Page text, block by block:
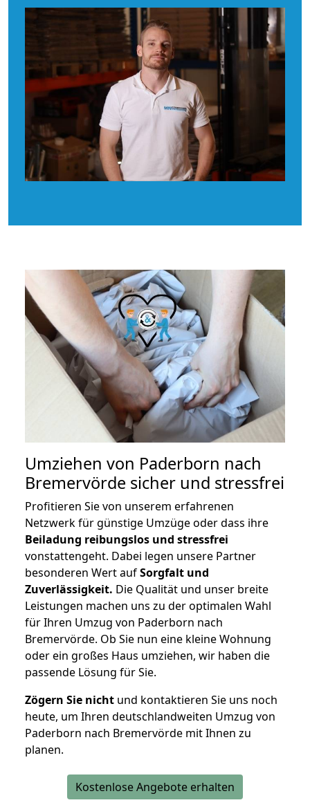
Umziehen von Paderborn nach
Bremervörde sicher und stressfrei
Profitieren Sie von unserem erfahrenen
Netzwerk für günstige Umzüge oder dass ihre
Beiladung reibungslos und stressfrei
vonstattengeht. Dabei legen unsere Partner
besonderen Wert aufSorgfalt und
Zuverlässigkeit. Die Qualität und unser breite
Leistungen machen uns zu der optimalen Wahl
für Ihren Umzug von Paderborn nach
Bremervörde. Ob Sie nun eine kleine Wohnung
oder ein großes Haus umziehen, wir haben die
passende Lösung für Sie.
Zögern Sie nicht und kontaktieren Sie uns noch
heute, um Ihren deutschlandweiten Umzug von
Paderborn nach Bremervörde mit Ihnen zu
planen.
Kostenlose Angebote erhalten